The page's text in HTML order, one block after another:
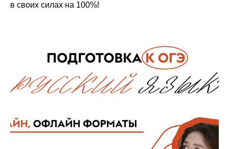
в своих силах на 100%!